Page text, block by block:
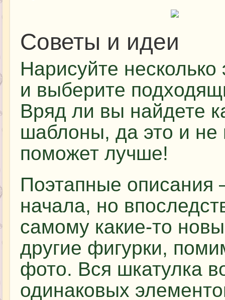
Советы и идеи
Нарисуйте несколько
и выберите
Вряд ли вы найдете
шаблоны, да это и
поможет лучше!
Поэтапные описания
начала, но
самому какие-то
другие фигурки,
фото. Вся шкатулка
одинаковых